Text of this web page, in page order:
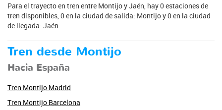
Para el trayecto en tren entre Montijo y Jaén, hay 0 estaciones de
tren disponibles, 0 en la ciudad de salida: Montijo y 0 en la ciudad
de llegada: Jaén.
Tren desde Montijo
Hacia España
Tren Montijo Madrid
Tren Montijo Barcelona